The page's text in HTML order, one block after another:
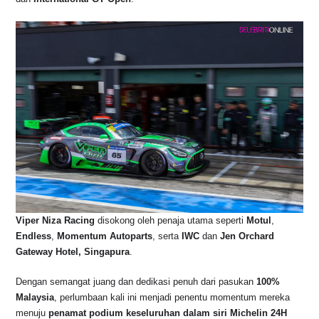
Viper Niza Racing disokong oleh penaja utama seperti Motul ,
Endless, Momentum Autoparts, serta IWC danJen Orchard
Gateway Hotel, Singapura.
Dengan semangat juang dan dedikasi penuh dari pasukan100%
Malaysia, perlumbaan kali ini menjadi penentu momentum mereka
menujupenamat podium keseluruhan dalam siri Michelin 24H